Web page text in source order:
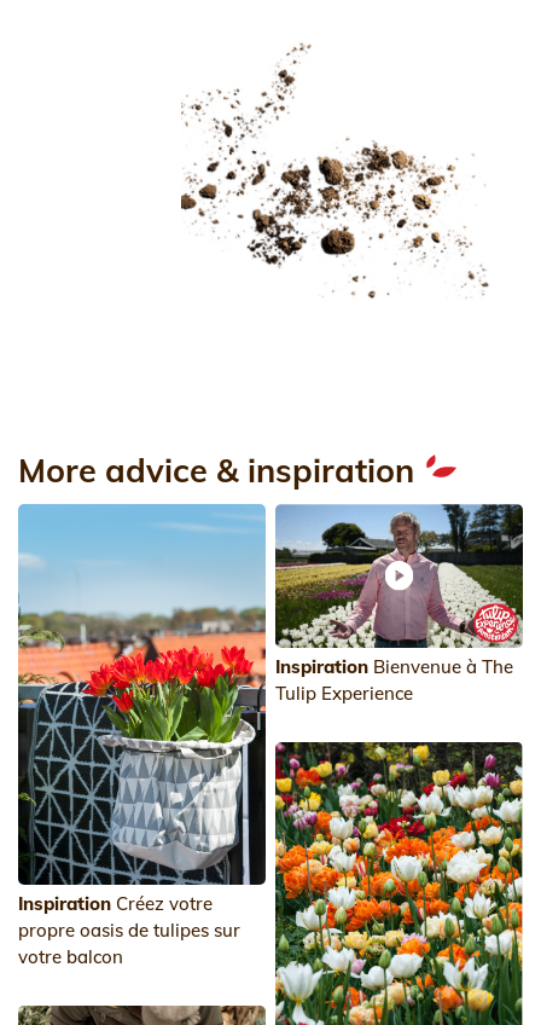
More advice & inspiration
Inspiration Créez votre
propre oasis de tulipes sur
votre balcon
Inspiration Bienvenue à The
Tulip Experience